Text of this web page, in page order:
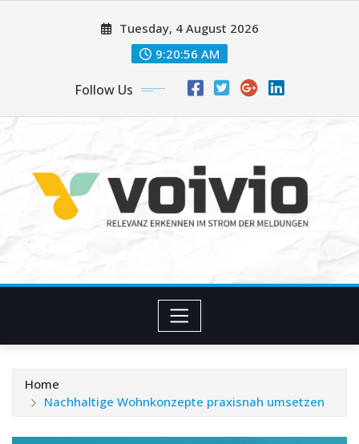
Tuesday, 4 August 2026
9:20:56 AM
Follow Us
Home
Nachhaltige Wohnkonzepte praxisnah umsetzen